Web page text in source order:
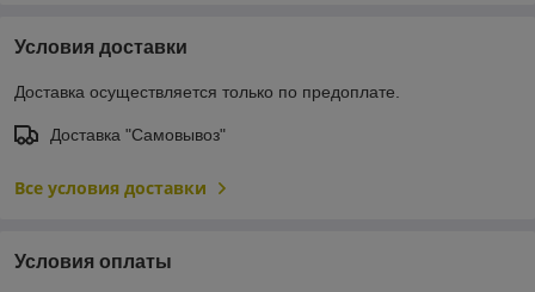
Условия доставки
Доставка осуществляется только по предоплате.
Доставка "Самовывоз"
Все условия доставки
Условия оплаты